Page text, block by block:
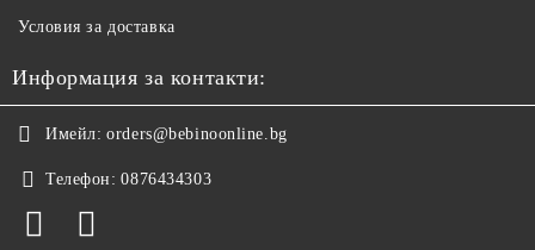
Условия за доставка
Информация за контакти:
Имейл: orders@bebinoonline.bg
Телефон: 0876434303